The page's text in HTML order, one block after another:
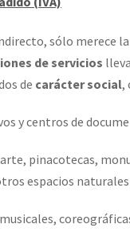
sólo merece
de servicios
de carácter social,
y centros de
arte, pinacotecas,
espacios